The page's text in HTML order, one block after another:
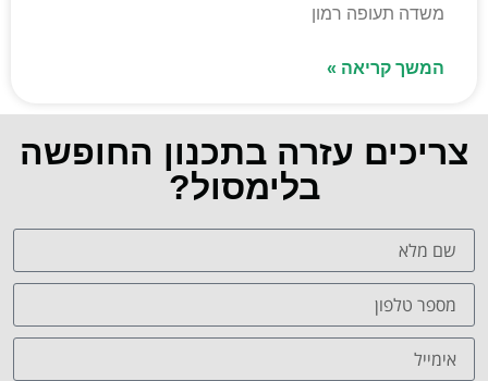
משדה תעופה רמון
המשך קריאה »
צריכים עזרה בתכנון החופשה
בלימסול?